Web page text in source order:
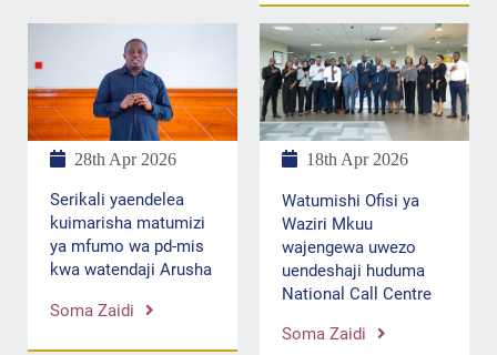
28th Apr 2026
Serikali yaendelea
kuimarisha matumizi
ya mfumo wa pd-mis
kwa watendaji Arusha
Soma Zaidi
18th Apr 2026
Watumishi Ofisi ya
Waziri Mkuu
wajengewa uwezo
uendeshaji huduma
National Call Centre
Soma Zaidi